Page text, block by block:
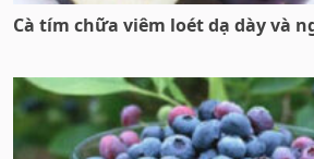
Cà tím chữa viêm loét dạ dày và